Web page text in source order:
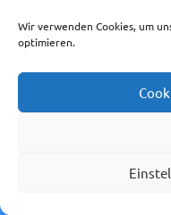
Wir verwenden Cookies, um
optimieren.
Treysa (8)
Usingen
Vallendar